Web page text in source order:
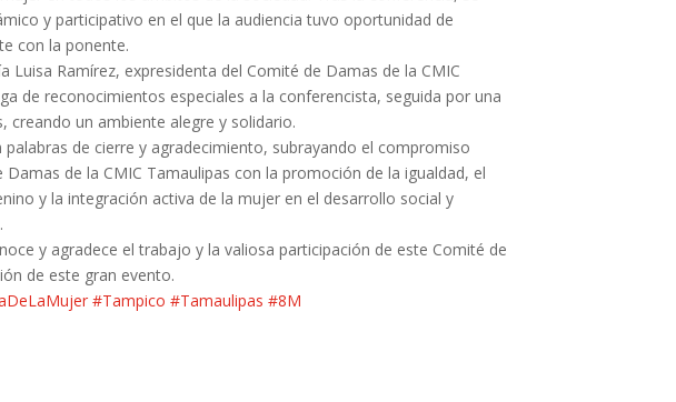
y participativo en el que la audiencia tuvo oportunidad de
con la ponente.
Luisa Ramírez, expresidenta del Comité de Damas de la CMIC
de reconocimientos especiales a la conferencista, seguida por una
creando un ambiente alegre y solidario.
palabras de cierre y agradecimiento, subrayando el compromiso
de la CMIC Tamaulipas con la promoción de la igualdad, el
y la integración activa de la mujer en el desarrollo social y
y agradece el trabajo y la valiosa participación de este Comité de
de este gran evento.
#Tampico #Tamaulipas #8M